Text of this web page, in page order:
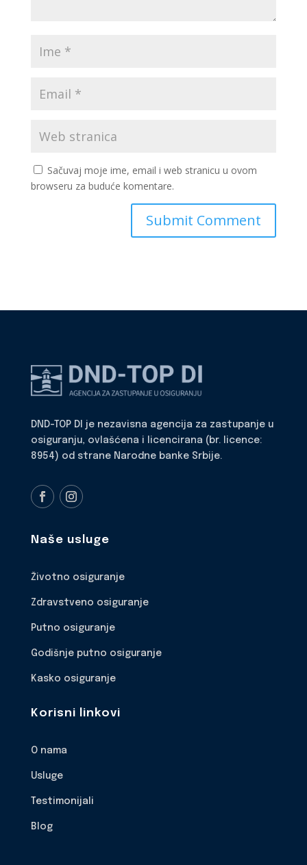
Sačuvaj moje ime, email i web stranicu u ovom
browseru za buduće komentare.
DND-TOP DI je nezavisna agencija za zastupanje u
osiguranju, ovlašćena i licencirana (br. licence:
8954) od strane Narodne banke Srbije.
Naše usluge
Životno osiguranje
Zdravstveno osiguranje
Putno osiguranje
Godišnje putno osiguranje
Kasko osiguranje
Korisni linkovi
O nama
Usluge
Testimonijali
Blog